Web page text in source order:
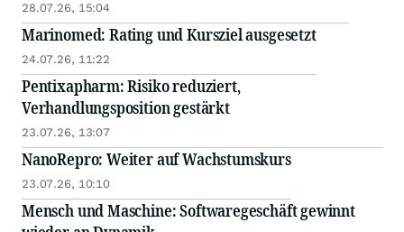
28.07.26, 15:04
Marinomed: Rating und Kursziel ausgesetzt
24.07.26, 11:22
Pentixapharm: Risiko reduziert,
Verhandlungsposition gestärkt
23.07.26, 13:07
NanoRepro: Weiter auf Wachstumskurs
23.07.26, 10:10
Mensch und Maschine: Softwaregeschäft gewinnt